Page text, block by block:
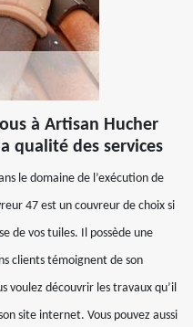
à Artisan Hucher
qualité des services
le domaine de l’exécution de
47 est un couvreur de choix si
de vos tuiles. Il possède une
clients témoignent de son
voulez découvrir les travaux qu’il
site internet. Vous pouvez aussi